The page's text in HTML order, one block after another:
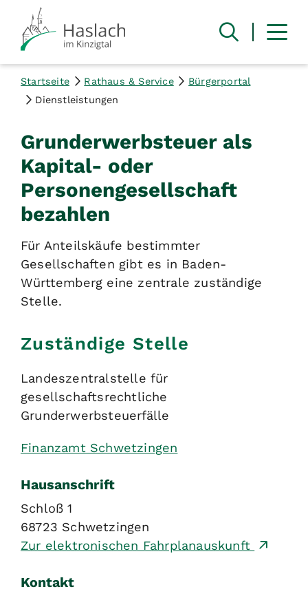
Startseite Rathaus & Service
Bürgerportal
Dienstleistungen
Grunderwerbsteuer als
Kapital- oder
Personengesellschaft
bezahlen
Für Anteilskäufe bestimmter
Gesellschaften gibt es in Baden-
Württemberg eine zentrale zuständige
Stelle.
Zuständige Stelle
Landeszentralstelle für
gesellschaftsrechtliche
Grunderwerbsteuerfälle
Finanzamt Schwetzingen
Hausanschrift
Schloß 1
68723 Schwetzingen
Zur elektronischen Fahrplanauskunft
Kontakt